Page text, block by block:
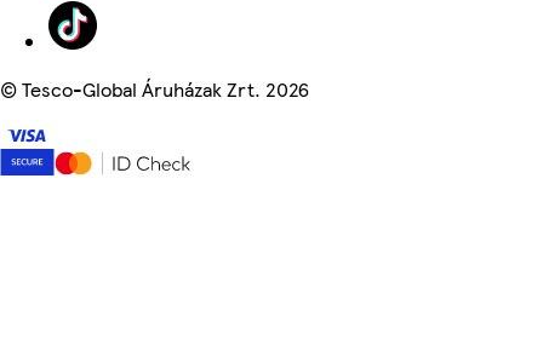
©Tesco-Global Áruházak Zrt. 2026